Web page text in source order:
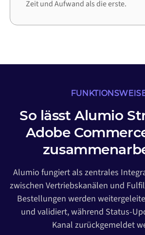
Zeit und Aufwand als die erste.
So lässt Alumio
Adobe
Alumio fungiert als zentrales
zwischen Vertriebskanälen und
Bestellungen werden
und validiert, während Status-
Kanal zurückgemeldet